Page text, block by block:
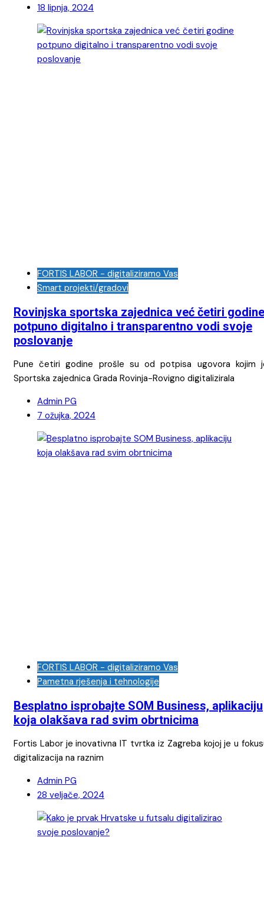
18 lipnja, 2024
FORTIS LABOR - digitaliziramo Vas
Smart projekti/gradovi
Rovinjska sportska zajednica već četiri godine
potpuno digitalno i transparentno vodi svoje
poslovanje
Pune četiri godine prošle su od potpisa ugovora kojim
Sportska zajednica Grada Rovinja-Rovigno digitalizirala
Admin PG
7 ožujka, 2024
FORTIS LABOR - digitaliziramo Vas
Pametna rješenja i tehnologije
Besplatno isprobajte SOM Business, aplikaciju
koja olakšava rad svim obrtnicima
Fortis Labor je inovativna IT tvrtka iz Zagreba kojoj je u
digitalizacija na raznim
Admin PG
28 veljače, 2024